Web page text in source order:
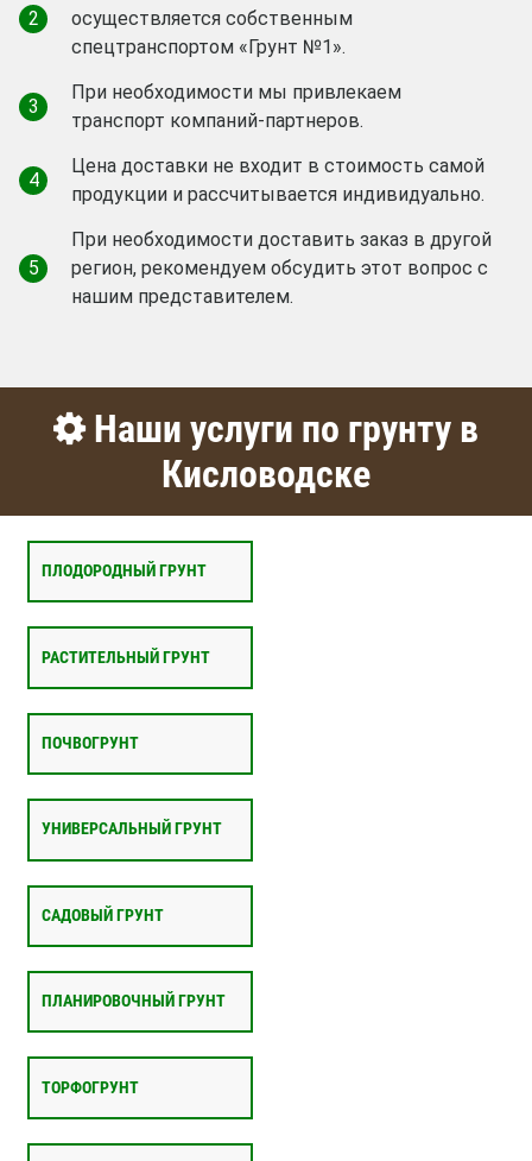
2
осуществляется собственным
спецтранспортом «Грунт №1».
3
При необходимости мы привлекаем
транспорт компаний-партнеров.
4
Цена доставки не входит в стоимость самой
продукции и рассчитывается индивидуально.
5
При необходимости доставить заказ в другой
регион, рекомендуем обсудить этот вопрос с
нашим представителем.
Наши услуги по грунту в
Кисловодске
ПЛОДОРОДНЫЙ ГРУНТ
РАСТИТЕЛЬНЫЙ ГРУНТ
ПОЧВОГРУНТ
УНИВЕРСАЛЬНЫЙ ГРУНТ
САДОВЫЙ ГРУНТ
ПЛАНИРОВОЧНЫЙ ГРУНТ
ТОРФОГРУНТ